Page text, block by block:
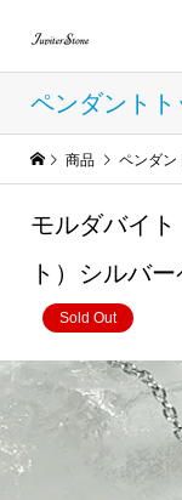
ペンダントト
商品 ペンダン
モルダバイ
ト）シルバ
Sold Out